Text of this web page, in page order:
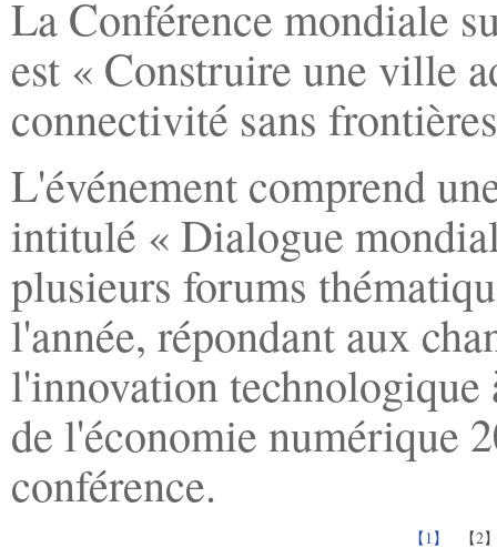
La Conférence mondiale
est « Construire une ville
connectivité sans
L'événement comprend
intitulé « Dialogue
plusieurs forums
l'année, répondant aux
l'innovation
de l'économie numérique
conférence.
【1】 【2